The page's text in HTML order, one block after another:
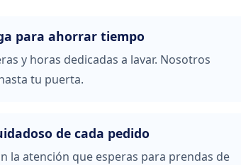
para ahorrar tiempo
y horas dedicadas a lavar. Nosotros
tu puerta.
de cada pedido
la atención que esperas para prendas de